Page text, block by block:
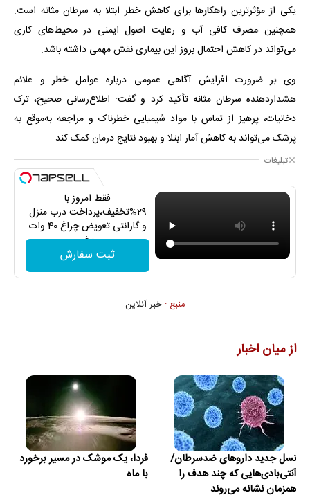
یکی از مؤثرترین راهکارها برای کاهش خطر ابتلا به سرطان مثانه است.
همچنین مصرف کافی آب و رعایت اصول ایمنی در محیط‌های کاری
می‌تواند در کاهش احتمال بروز این بیماری نقش مهمی داشته باشد.
وی بر ضرورت افزایش آگاهی عمومی درباره عوامل خطر و علائم
هشداردهنده سرطان مثانه تأکید کرد و گفت: اطلاع‌رسانی صحیح، ترک
دخانیات، پرهیز از تماس با مواد شیمیایی خطرناک و مراجعه به‌موقع به
پزشک می‌تواند به کاهش آمار ابتلا و بهبود نتایج درمان کمک کند.
تبلیغات
فقط امروز با
29%تخفیف،پرداخت درب منزل
و گارانتی تعویض چراغ 40 وات
بخر
ثبت سفارش
منبع : خبر آنلاین
از میان اخبار
نسل جدید داروهای ضدسرطان/
آنتی‌بادی‌هایی که چند هدف را
همزمان نشانه می‌روند
فردا، یک موشک در مسیر برخورد
با ماه